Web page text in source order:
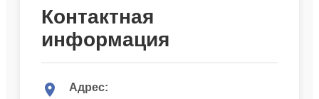
Контактная
информация
Адрес: